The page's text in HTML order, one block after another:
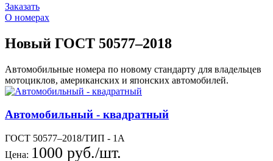
Заказать
О номерах
Новый ГОСТ 50577–2018
Автомобильные номера по новому стандарту для владельцев
мотоциклов, американских и японских автомобилей.
Автомобильный - квадратный
ГОСТ 50577–2018/ТИП - 1А
Цена: 1000 руб./шт.